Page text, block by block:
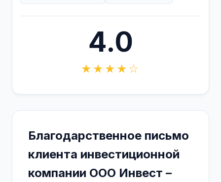
4.0
★★★★☆
Благодарственное письмо
клиента инвестиционной
компании ООО Инвест –